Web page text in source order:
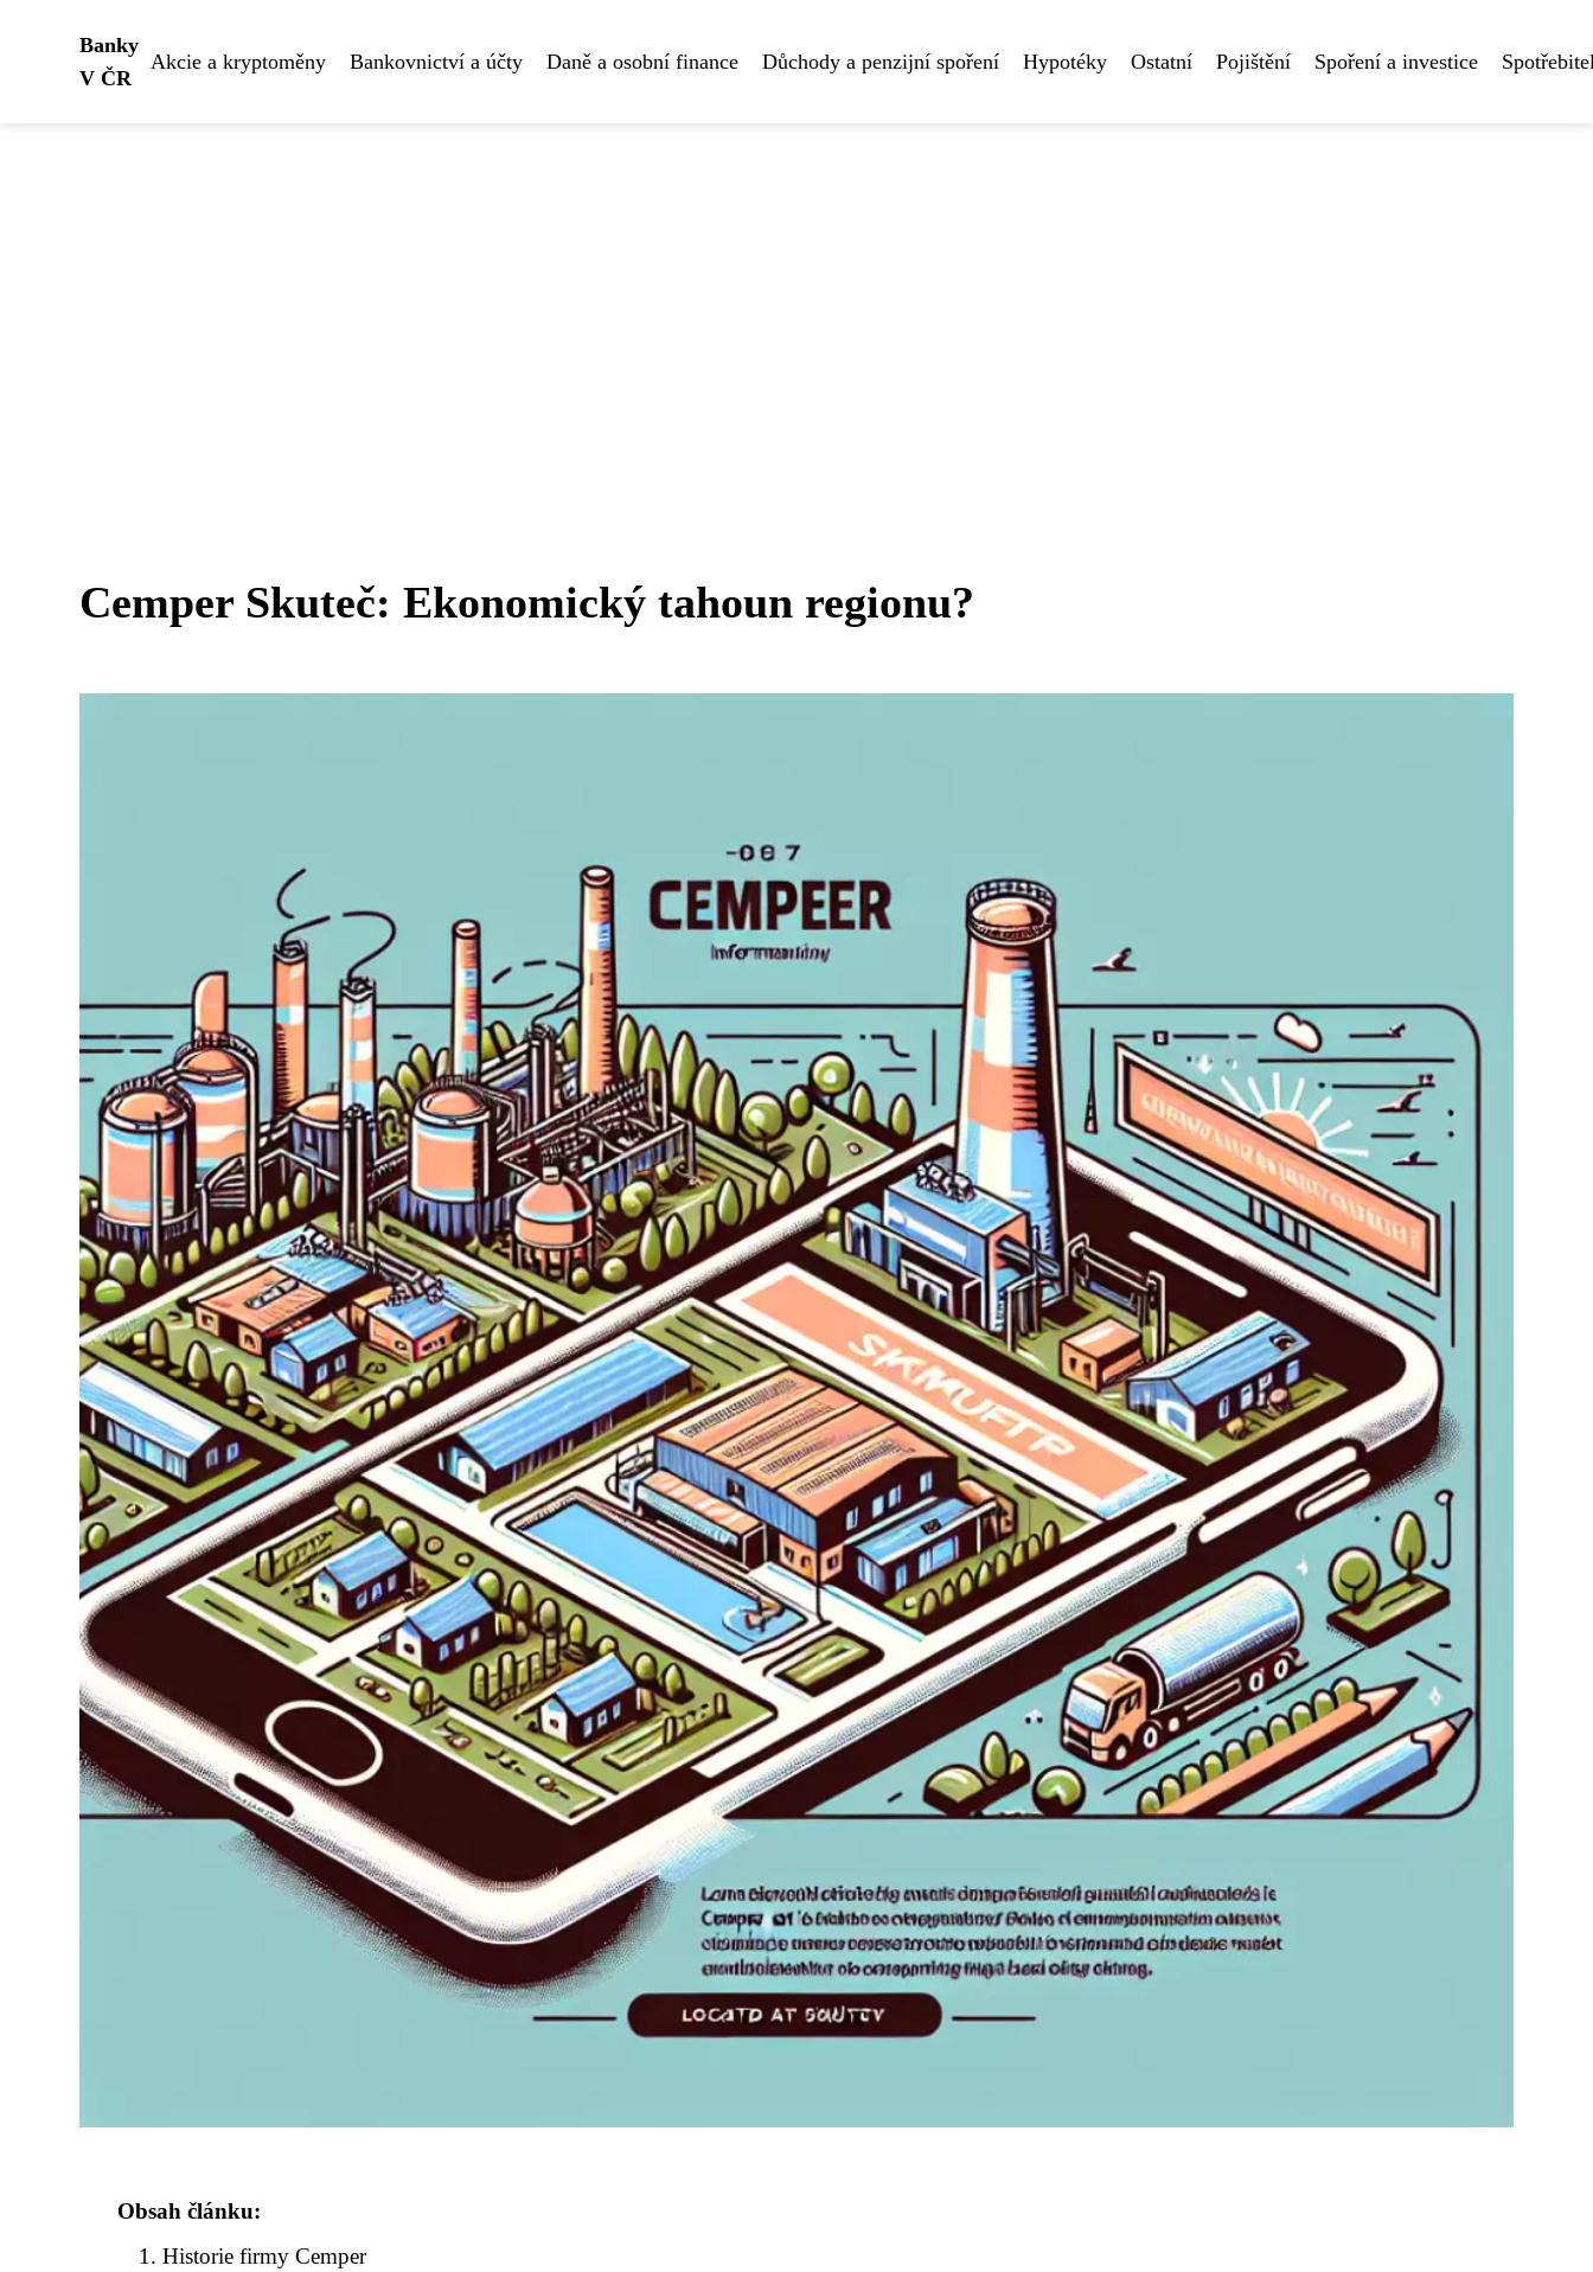
Banky
V ČR
Akcie a kryptoměny Bankovnictví a účty Daně a osobní finance Důchody a penzijní spoření Hypotéky Ostatní Pojištění Spoření a investice
Cemper Skuteč: Ekonomický tahoun regionu?
Obsah článku:
Historie firmy Cemper